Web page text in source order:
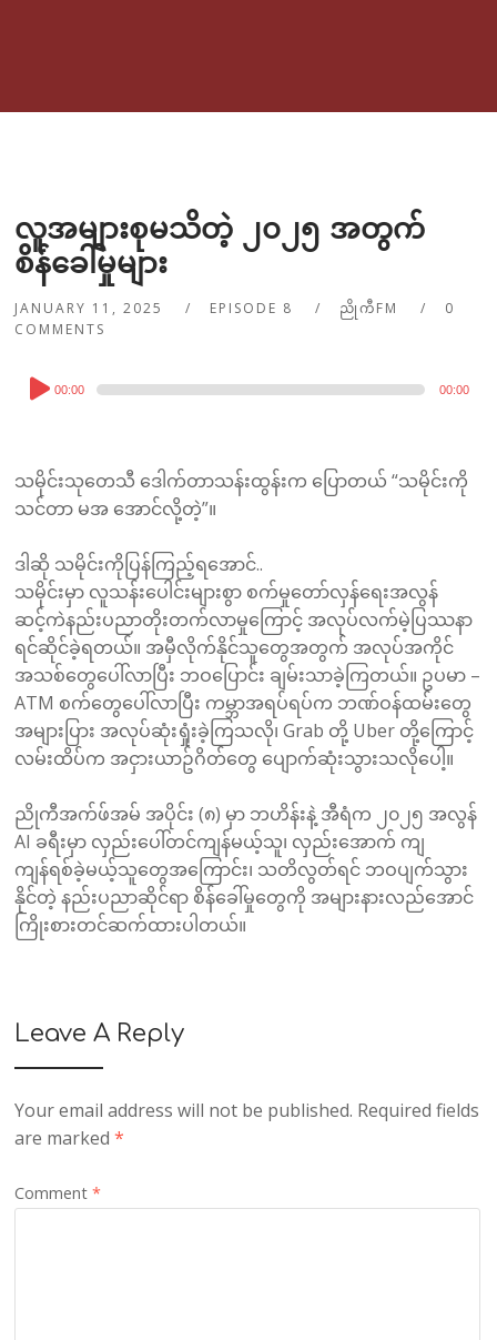
လူအများစုမသိတဲ့ ၂၀၂၅ အတွက်
စိန်ခေါ်မှုများ
JANUARY 11, 2025 EPISODE 8 ညိုကီFM
0
COMMENTS
Audio
Player
00:00 00:00
သမိုင်းသုတေသီ ဒေါက်တာသန်းထွန်းက ပြောတယ် “သမိုင်းကို
သင်တာ မအ အောင်လို့တဲ့”။
ဒါဆို သမိုင်းကိုပြန်ကြည့်ရအောင်..
သမိုင်းမှာ လူသန်းပေါင်းများစွာ စက်မှုတော်လှန်ရေးအလွန်
ဆင့်ကဲနည်းပညာတိုးတက်လာမှုကြောင့် အလုပ်လက်မဲ့ပြဿနာ
ရင်ဆိုင်ခဲ့ရတယ်။ အမှီလိုက်နိုင်သူတွေအတွက် အလုပ်အကိုင်
အသစ်တွေပေါ်လာပြီး ဘဝပြောင်း ချမ်းသာခဲ့ကြတယ်။ ဥပမာ –
ATM စက်တွေပေါ်လာပြီး ကမ္ဘာအရပ်ရပ်က ဘဏ်ဝန်ထမ်းတွေ
အများပြား အလုပ်ဆုံးရှုံးခဲ့ကြသလို၊ Grab တို့ Uber တို့ကြောင့်
လမ်းထိပ်က အငှားယာဥ်ဂိတ်တွေ ပျောက်ဆုံးသွားသလိုပေါ့။
ညိုကီအက်ဖ်အမ် အပိုင်း (၈) မှာ ဘဟိန်းနဲ့ အီရံက ၂၀၂၅ အလွန်
AI ခရီးမှာ လှည်းပေါ်တင်ကျန်မယ့်သူ၊ လှည်းအောက် ကျ
ကျန်ရစ်ခဲ့မယ့်သူတွေအကြောင်း​၊ သတိလွတ်ရင် ဘဝပျက်သွား
နိုင်တဲ့ နည်းပညာဆိုင်ရာ စိန်ခေါ်မှုတွေကို အများနားလည်အောင်
ကြိုးစားတင်ဆက်ထားပါတယ်။
Leave A Reply
Your email address will not be published. Required fields
are marked*
Comment*